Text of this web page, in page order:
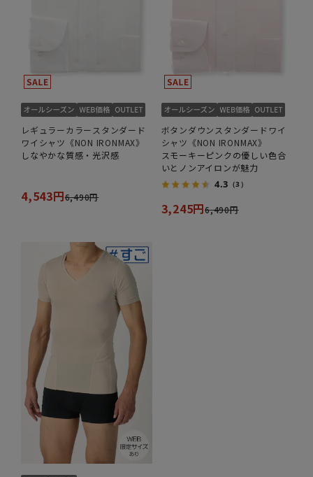
レギュラーカラースタンダード
ワイシャツ《NON IRONMAX》
しなやかな質感・光沢感
4,543円6,490円
ボタンダウンスタンダードワイ
シャツ《NON IRONMAX》
スモーキーピンクの優しい色合
いとノンアイロンが魅力
4.3 （3）
3,245円6,490円